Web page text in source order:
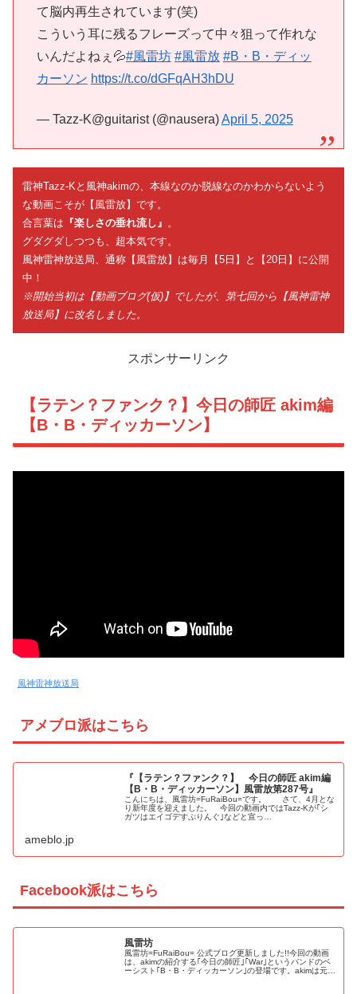
て脳内再生されています(笑)
こういう耳に残るフレーズって中々狙って作れな
いんだよねぇ💦#風雷坊 #風雷放 #B・B・ディッ
カーソン https://t.co/dGFqAH3hDU
— Tazz-K@guitarist (@nausera)April 5, 2025
雷神Tazz-Kと風神akimの、本線なのか脱線なのかわからないよう
な動画こそが【風雷放】です。
合言葉は 『楽しさの垂れ流し』 。
グダグダしつつも、超本気です。
風神雷神放送局、通称【風雷放】は毎月【5日】と【20日】に公開
中！
※開始当初は【動画ブログ(仮)】でしたが、第七回から【風神雷神
放送局】に改名しました。
スポンサーリンク
【ラテン？ファンク？】今日の師匠 akim編
【B・B・ディッカーソン】
風神雷神放送局
アメブロ派はこちら
『【ラテン？ファンク？】 今日の師匠 akim編
【B・B・ディッカーソン】風雷放第287号』
こんにちは、風雷坊=FuRaiBou=です。 さて、4月とな
り新年度を迎えました。 今回の動画内ではTazz-Kが｢シ
ガツはエイゴデすぷりんぐ｣などと宣っ…
ameblo.jp
Facebook派はこちら
風雷坊
風雷坊=FuRaiBou= 公式ブログ更新しました!!今回の動画
は、akimの紹介する｢今日の師匠｣｢War｣というバンドのベ
ーシスト｢B・B・ディッカーソン｣の登場です。akimは元々